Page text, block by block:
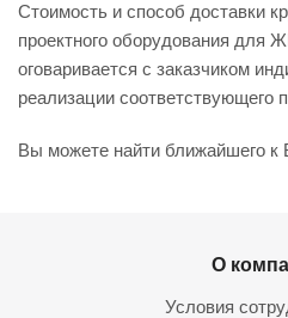
Стоимость и способ доставки
проектного оборудования для
оговаривается с заказчиком
реализации соответствующего
Вы можете найти ближайшего к
О
Условия